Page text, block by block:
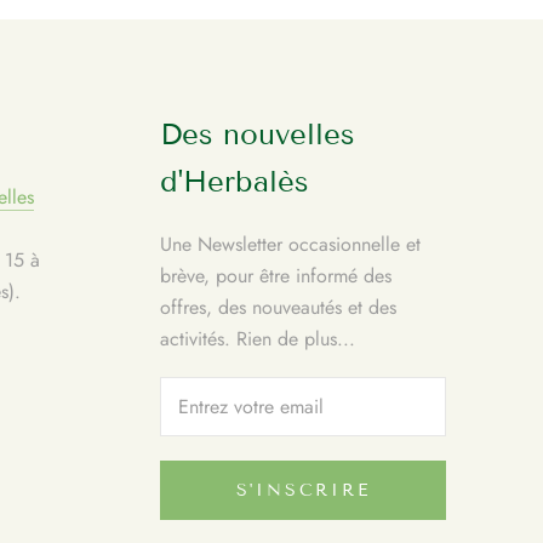
à
Des nouvelles
d'Herbalès
Une Newsletter occasionnelle et
brève, pour être informé des
offres, des nouveautés et des
activités. Rien de plus...
S'INSCRIRE